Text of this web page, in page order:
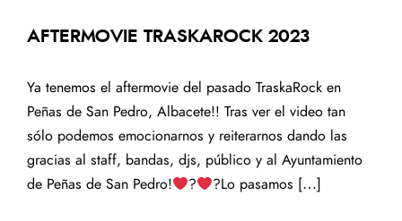
AFTERMOVIE TRASKAROCK 2023
Ya tenemos el aftermovie del pasado TraskaRock en
Peñas de San Pedro, Albacete!! Tras ver el video tan
sólo podemos emocionarnos y reiterarnos dando las
gracias al staff, bandas, djs, público y al Ayuntamiento
de Peñas de San Pedro!
‍? ‍?Lo pasamos […]
SUSCRÍBETE A NUESTRO
BOLETÍN